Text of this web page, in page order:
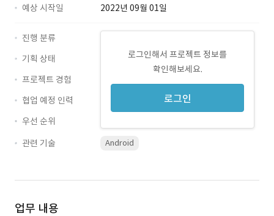
예상 시작일
2022년 09월 01일
로그인해서 프로젝트 정보를
확인해보세요.
로그인
진행 분류
기획 상태
프로젝트 경험
협업 예정 인력
우선 순위
관련 기술
Android
업무 내용